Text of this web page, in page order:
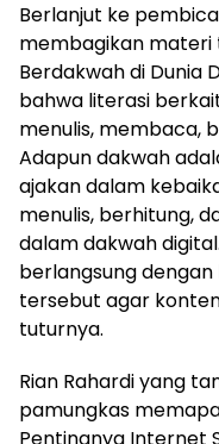
Berlanjut ke
membagikan materi
Berdakwah di Dunia
bahwa literasi
menulis, membaca,
Adapun dakwah
ajakan dalam
menulis, berhitung,
dalam dakwah
berlangsung
tersebut agar
tuturnya.
Rian Rahardi yang
pamungkas